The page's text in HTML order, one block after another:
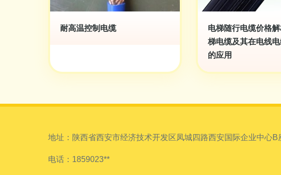
耐高温控制电缆
电梯随行电缆价格
梯电缆及其在电线
的应用
地址：陕西省西安市经济技术开发区凤城四路西安国际企业中心B
电话：1859023**